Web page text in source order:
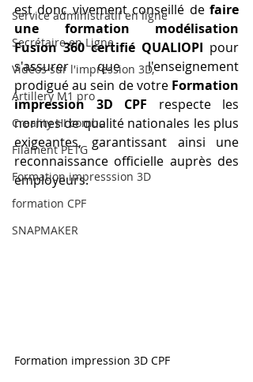
Service administratif en ligne
Secrétaire en Ligne
Vidéos sur l'impression 3D,
Artillery M1 pro
Creality HI combo
Filament PETG
Formation impresssion 3D
formation CPF
SNAPMAKER
est donc vivement conseillé de faire
une formation modélisation
Fusion 360 certifié QUALIOPI pour
s'assurer que l'enseignement
prodigué au sein de votre Formation
impression 3D CPF respecte les
normes de qualité nationales les plus
exigeantes, garantissant ainsi une
reconnaissance officielle auprès des
employeurs.
Formation impression 3D CPF